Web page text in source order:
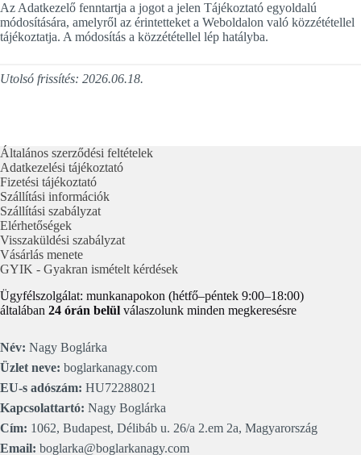
Az Adatkezelő fenntartja a jogot a jelen Tájékoztató egyoldalú
módosítására, amelyről az érintetteket a Weboldalon való közzététellel
tájékoztatja. A módosítás a közzététellel lép hatályba.
Utolsó frissítés: 2026.06.18.
Általános szerződési feltételek
Adatkezelési tájékoztató
Fizetési tájékoztató
Szállítási információk
Szállítási szabályzat
Elérhetőségek
Visszaküldési szabályzat
Vásárlás menete
GYIK - Gyakran ismételt kérdések
Ügyfélszolgálat: munkanapokon (hétfő–péntek 9:00–18:00)
általában 24 órán belül válaszolunk minden megkeresésre
Név: Nagy Boglárka
Üzlet neve: boglarkanagy.com
EU-s adószám: HU72288021
Kapcsolattartó: Nagy Boglárka
Cím: 1062, Budapest, Délibáb u. 26/a 2.em 2a, Magyarország
Email: boglarka@boglarkanagy.com